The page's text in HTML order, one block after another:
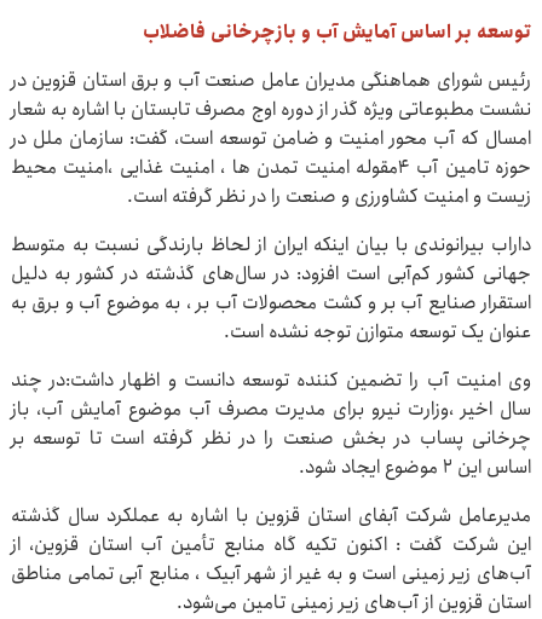
توسعه بر اساس آمایش آب و بازچرخانی فاضلاب
رئیس شورای هماهنگی مدیران عامل صنعت آب و برق استان قزوین در
نشست مطبوعاتی ویژه گذر از دوره اوج مصرف تابستان با اشاره به شعار
امسال که آب محور امنیت و ضامن توسعه است، گفت: سازمان ملل در
حوزه تامین آب ۴مقوله امنیت تمدن ها ، امنیت غذایی ،امنیت محیط
زیست و امنیت کشاورزی و صنعت را در نظر گرفته است.
داراب بیرانوندی با بیان اینکه ایران از لحاظ بارندگی نسبت به متوسط
جهانی کشور کم‌آبی است افزود: در سال‌های گذشته در کشور به دلیل
استقرار صنایع آب بر و کشت محصولات آب بر ، به موضوع آب و برق به
عنوان یک توسعه متوازن توجه نشده است.
وی امنیت آب را تضمین کننده توسعه دانست و اظهار داشت:در چند
سال اخیر ،وزارت نیرو برای مدیرت مصرف آب موضوع آمایش آب، باز
چرخانی پساب در بخش صنعت را در نظر گرفته است تا توسعه بر
اساس این 2 موضوع ایجاد شود.
مدیرعامل شرکت آبفای استان قزوین با اشاره به عملکرد سال گذشته
این شرکت گفت : اکنون تکیه گاه منابع تأمین آب استان قزوین، از
آب‌های زیر زمینی است و به غیر از شهر آبیک ، منابع آبی تمامی مناطق
استان قزوین از آب‌های زیر زمینی تامین می‌شود.